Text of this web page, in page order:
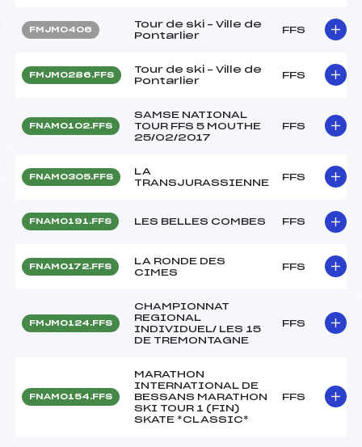
FMJM0406
Tour de ski – Ville de
Pontarlier
FFS
FMJM0286.FFS
Tour de ski – Ville de
Pontarlier
FFS
FNAM0102.FFS
SAMSE NATIONAL
TOUR FFS 5 MOUTHE
25/02/2017
FFS
FNAM0305.FFS
LA
TRANSJURASSIENNE
FFS
FNAM0191.FFS LES BELLES COMBES FFS
FNAM0172.FFS
LA RONDE DES
CIMES
FFS
FMJM0124.FFS
CHAMPIONNAT
REGIONAL
INDIVIDUEL/ LES 15
DE TREMONTAGNE
FFS
FNAM0154.FFS
MARATHON
INTERNATIONAL DE
BESSANS MARATHON
SKI TOUR 1 (FIN)
SKATE *CLASSIC*
FFS